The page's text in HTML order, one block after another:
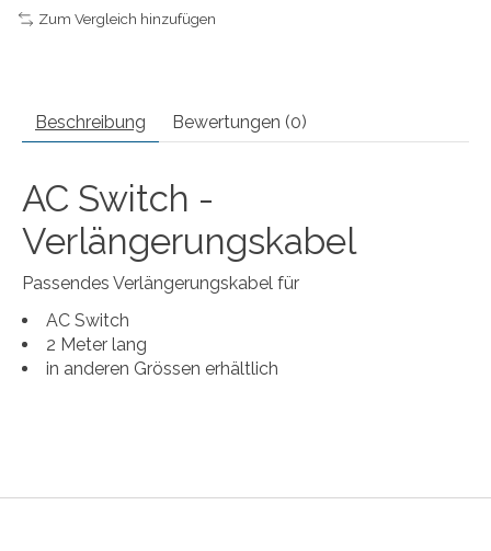
Zum Vergleich hinzufügen
Beschreibung Bewertungen (0)
AC Switch -
Verlängerungskabel
Passendes Verlängerungskabel für
AC Switch
2 Meter lang
in anderen Grössen erhältlich